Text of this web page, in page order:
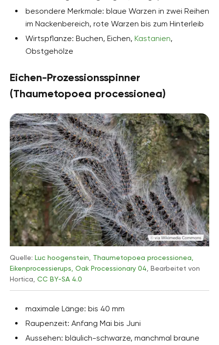
besondere Merkmale: blaue Warzen in zwei Reihen
im Nackenbereich, rote Warzen bis zum Hinterleib
Wirtspflanze: Buchen, Eichen, Kastanien,
Obstgehölze
Eichen-Prozessionsspinner
(Thaumetopoea processionea)
Quelle: Luc hoogenstein
Thaumetopoea processionea,
Eikenprocessierups, Oak Processionary 04 , Bearbeitet von
Hortica, CC BY-SA 4.0
maximale Länge: bis 40 mm
Raupenzeit: Anfang Mai bis Juni
Aussehen: bläulich-schwarze, manchmal braune